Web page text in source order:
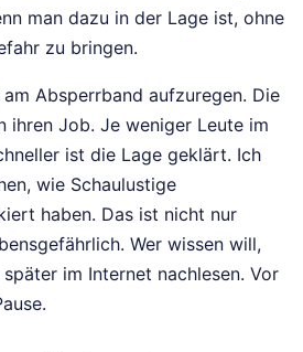
man dazu in der Lage ist, ohne
zu bringen.
Absperrband aufzuregen. Die
ihren Job. Je weniger Leute im
ist die Lage geklärt. Ich
wie Schaulustige
haben. Das ist nicht nur
Wer wissen will,
im Internet nachlesen. Vor